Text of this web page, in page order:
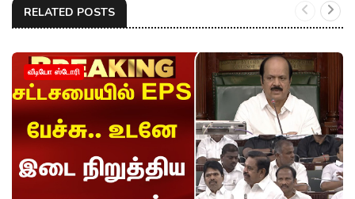
RELATED POSTS
வீடியோ ஸ்டோரி